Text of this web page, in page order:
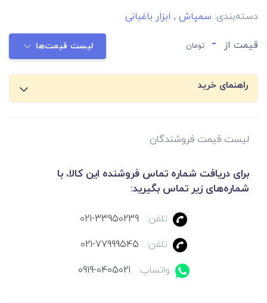
دسته‌بندی: سمپاش , ابزار باغبانی
قیمت از - تومان لیست قیمت‌ها
راهنمای خرید
لیست قیمت فروشندگان
برای دریافت شماره تماس فروشنده این کالا، با
شماره‌های زیر تماس بگیرید:
تلفن:
021-33950239
تلفن:
021-77999545
واتساپ:
0919-0405021